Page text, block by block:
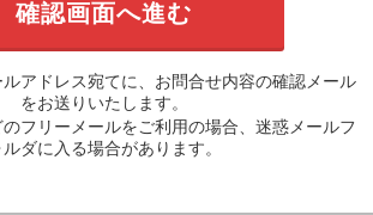
アドレス宛てに、お問合せ内容の確認メール
をお送りいたします。
フリーメールをご利用の場合、迷惑メールフ
ルダに入る場合があります。